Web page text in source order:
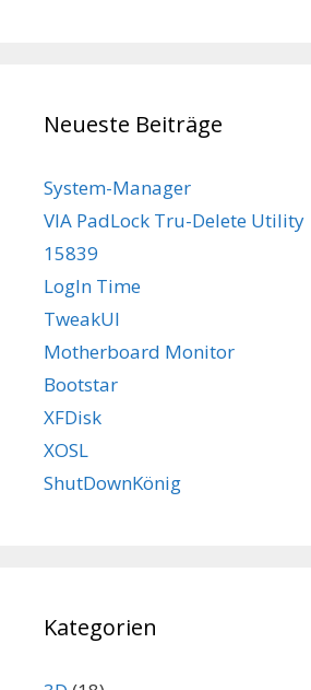
Neueste Beiträge
System-Manager
VIA PadLock Tru-Delete Utility
15839
LogIn Time
TweakUI
Motherboard Monitor
Bootstar
XFDisk
XOSL
ShutDownKönig
Kategorien